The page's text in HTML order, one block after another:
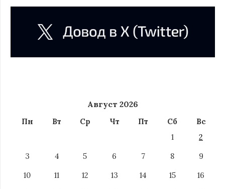
Август 2026
Пн Вт Ср Чт Пт Сб
Вс
1
2
3
4 5 6 7 8
9
10
11 12 13 14 15
16